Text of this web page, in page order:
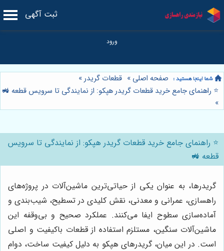
ثبت آگهی
صفحه اصلی » قطعات گریدر»
⭐️ راهنمای جامع خرید قطعات گریدر هپکو: از نمایندگی تا سرویس قطعه 🚜
»
⭐️ راهنمای جامع خرید قطعات گریدر هپکو: از نمایندگی تا سرویس
قطعه 🚜
گریدرها، به عنوان یکی از حیاتی‌ترین ماشین‌آلات در پروژه‌های
راهسازی، عمرانی و معدنی، نقش کلیدی در تسطیح، شیب‌بندی و
آماده‌سازی سطوح ایفا می‌کنند. عملکرد صحیح و بی‌وقفه این
ماشین‌آلات سنگین، مستلزم استفاده از قطعات باکیفیت و اصلی
است. در این میان، گریدرهای هپکو به دلیل کیفیت ساخت، دوام